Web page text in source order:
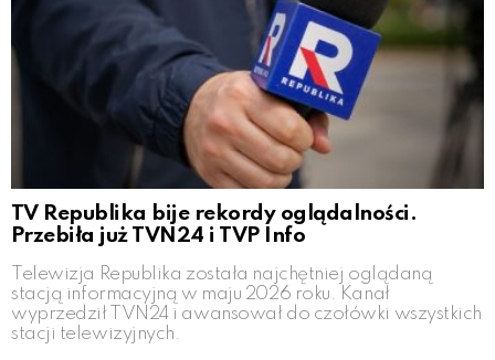
TV Republika bije rekordy oglądalności.
Przebiła już TVN24 i TVP Info
Telewizja Republika została najchętniej oglądaną
stacją informacyjną w maju 2026 roku. Kanał
wyprzedził TVN24 i awansował do czołówki wszystkich
stacji telewizyjnych.